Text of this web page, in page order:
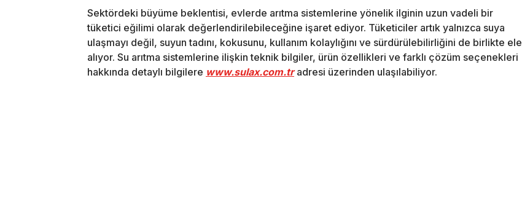
Sektördeki büyüme beklentisi, evlerde arıtma sistemlerine yönelik ilginin uzun vadeli bir
tüketici eğilimi olarak değerlendirilebileceğine işaret ediyor. Tüketiciler artık yalnızca suya
ulaşmayı değil, suyun tadını, kokusunu, kullanım kolaylığını ve sürdürülebilirliğini de birlikte ele
alıyor. Su arıtma sistemlerine ilişkin teknik bilgiler, ürün özellikleri ve farklı çözüm seçenekleri
hakkında detaylı bilgilere www.sulax.com.tradresi üzerinden ulaşılabiliyor.